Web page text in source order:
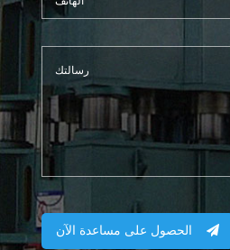
الحصول على مساعدة الآن